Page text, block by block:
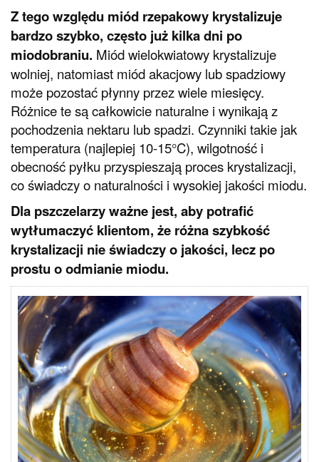
Z tego względu miód rzepakowy krystalizuje
bardzo szybko, często już kilka dni po
miodobraniu. Miód wielokwiatowy krystalizuje
wolniej, natomiast miód akacjowy lub spadziowy
może pozostać płynny przez wiele miesięcy.
Różnice te są całkowicie naturalne i wynikają z
pochodzenia nektaru lub spadzi. Czynniki takie jak
temperatura (najlepiej 10-15°C), wilgotność i
obecność pyłku przyspieszają proces krystalizacji,
co świadczy o naturalności i wysokiej jakości miodu.
Dla pszczelarzy ważne jest, aby potrafić
wytłumaczyć klientom, że różna szybkość
krystalizacji nie świadczy o jakości, lecz po
prostu o odmianie miodu.